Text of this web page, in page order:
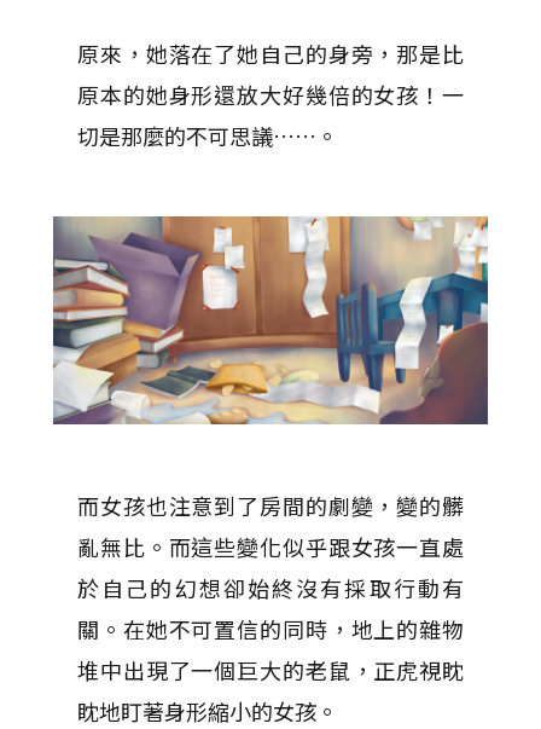
原來，她落在了她自己的身旁，那是比
原本的她身形還放大好幾倍的女孩！一
切是那麼的不可思議……。
而女孩也注意到了房間的劇變，變的髒
亂無比。而這些變化似乎跟女孩一直處
於自己的幻想卻始終沒有採取行動有
關。在她不可置信的同時，地上的雜物
堆中出現了一個巨大的老鼠，正虎視眈
眈地盯著身形縮小的女孩。